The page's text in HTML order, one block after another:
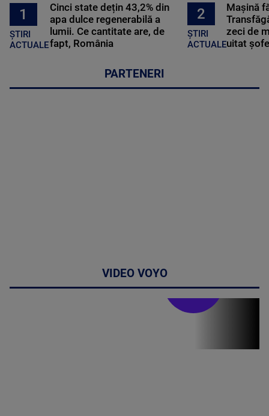
1
ȘTIRI
ACTUALE
Cinci state dețin 43,2% din
apa dulce regenerabilă a
lumii. Ce cantitate are, de
fapt, România
2
ȘTIRI
ACTUALE
Mașină
zeci de
uitat
PARTENERI
VIDEO VOYO
Stirile PRO TV